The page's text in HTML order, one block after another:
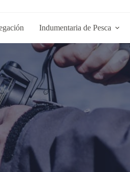
Indumentaria de Pesca